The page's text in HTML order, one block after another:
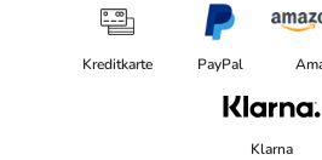
Kreditkarte PayPal
Klarna